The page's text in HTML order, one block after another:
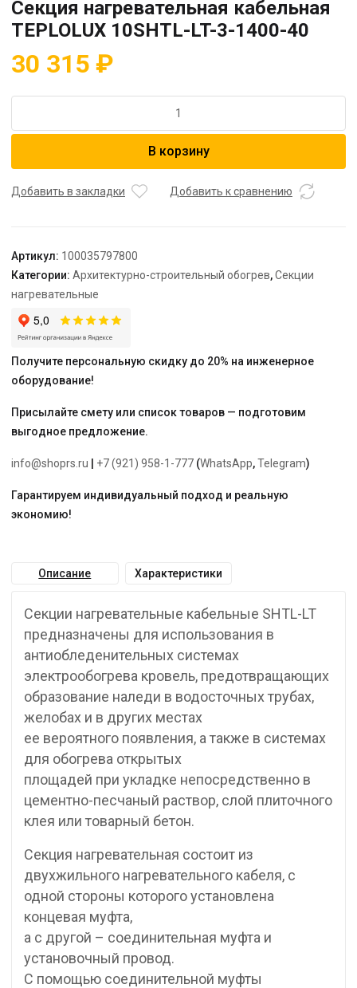
Секция нагревательная кабельная
TEPLOLUX 10SHTL-LT-3-1400-40
30 315 ₽
Секция
TEPLOLUX
1400-
40
В корзину
Добавить в закладки Добавить к сравнению
Артикул: 100035797800
Категории: Архитектурно-строительный обогрев,Секции
нагревательные
Получите персональную скидку до 20% на инженерное
оборудование!
Присылайте смету или список товаров — подготовим
выгодное предложение.
info@shoprs.ru +7 (921) 958-1-777 (WhatsApp,Telegram)
Гарантируем индивидуальный подход и реальную
экономию!
Описание Характеристики
Секции нагревательные кабельные SHTL-LT
предназначены для использования в
антиобледенительных системах
электрообогрева кровель, предотвращающих
образование наледи в водосточных трубах,
желобах и в других местах
ее вероятного появления, а также в системах
для обогрева открытых
площадей при укладке непосредственно в
цементно-песчаный раствор, слой плиточного
клея или товарный бетон.
Секция нагревательная состоит из
двухжильного нагревательного кабеля, с
одной стороны которого установлена
концевая муфта,
а с другой – соединительная муфта и
установочный провод.
С помощью соединительной муфты